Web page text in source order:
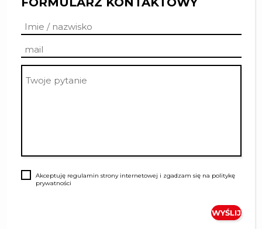
Akceptuję regulamin strony internetowej i zgadzam się na politykę
prywatności